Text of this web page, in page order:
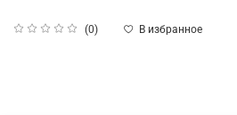
(0) В избранное